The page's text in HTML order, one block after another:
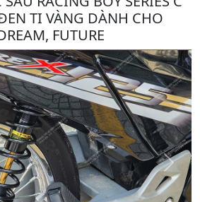
TI VÀNG DÀNH CHO
FUTURE
Tiếp
theo